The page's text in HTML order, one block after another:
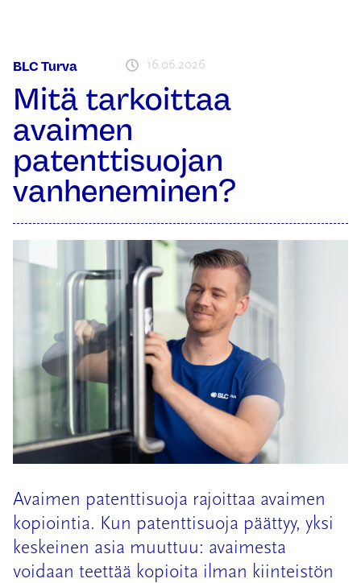
BLC Turva 16.06.2026
Mitä tarkoittaa
avaimen
patenttisuojan
vanheneminen?
Avaimen patenttisuoja rajoittaa avaimen
kopiointia. Kun patenttisuoja päättyy, yksi
keskeinen asia muuttuu: avaimesta
voidaan teettää kopioita ilman kiinteistön